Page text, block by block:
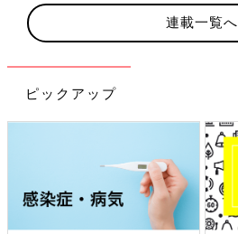
連載一覧へ
ピックアップ